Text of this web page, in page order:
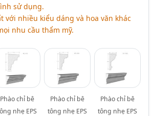
sử dụng.
nhiều kiểu dáng và hoa văn khác
nhu cầu thẩm mỹ.
Phào chỉ bê
nhẹ EPS
Phào chỉ bê
tông nhẹ EPS
Phào chỉ bê
tông nhẹ EPS